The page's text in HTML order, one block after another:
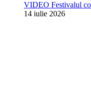
VIDEO Festivalul
14 iulie 2026